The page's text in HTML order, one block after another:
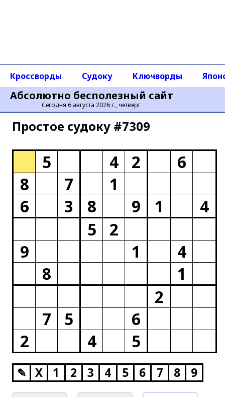
Абсолютно бесполезный сайт
Сегодня 6 августа 2026 г., четверг
Кроссворды Судоку Ключворды
Простое cудоку #7309
5 4 2
6
8
7
1
6
3 8 9 1
4
5
2
9
1
4
8
1
2
7
5
6
2
4 5
✎ X 1 2 3 4 5 6 7 8 9